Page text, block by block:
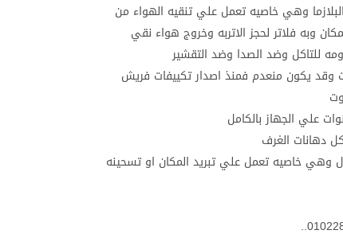
وهي خاصيه تعمل علي تنقيه الهواء من
وبه فلاتر لحجز الاتربه وخروج هواء نقي
وقد يكون منعدم فمنذ اصدار تكييفات فريش
وهي خاصيه تعمل علي تبريد المكان او تسحينه